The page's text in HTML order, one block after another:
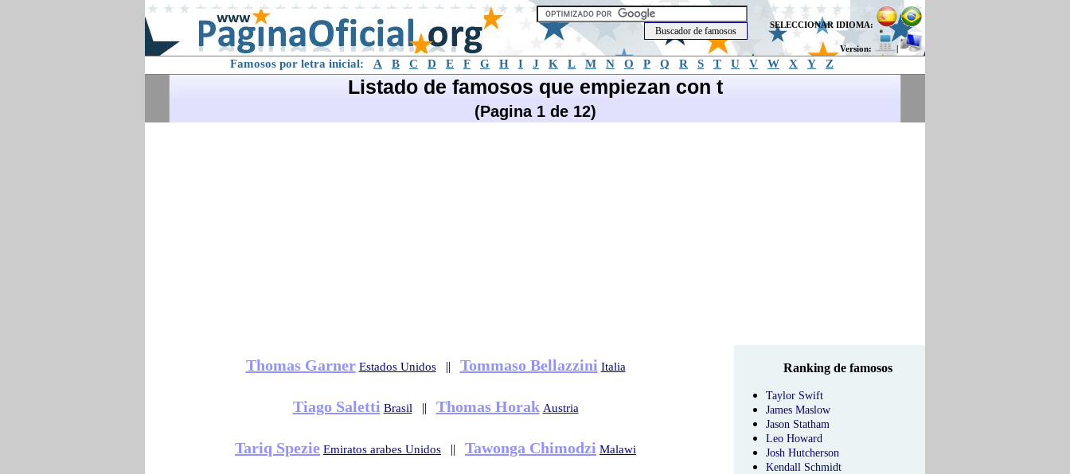
SELECCIONAR IDIOMA:
Version: |
Famosos por letra inicial: A B C D E F G H I J K L M N O P Q R S T U V W X Y Z
Listado de famosos que empiezan con t
(Pagina 1 de 12)
Thomas Garner Estados Unidos|| Tommaso Bellazzini Italia
Tiago Saletti Brasil || Thomas Horak Austria
Tariq Spezie Emiratos arabes Unidos || Tawonga Chimodzi Malawi
Ranking de famosos
Taylor Swift
James Maslow
Jason Statham
Leo Howard
Josh Hutcherson
Kendall Schmidt